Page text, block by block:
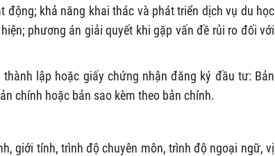
khả năng khai thác và phát triển dịch vụ du học
phương án giải quyết khi gặp vấn đề rủi ro đối với
lập hoặc giấy chứng nhận đăng ký đầu tư: Bản
chính hoặc bản sao kèm theo bản chính.
giới tính, trình độ chuyên môn, trình độ ngoại ngữ, vị